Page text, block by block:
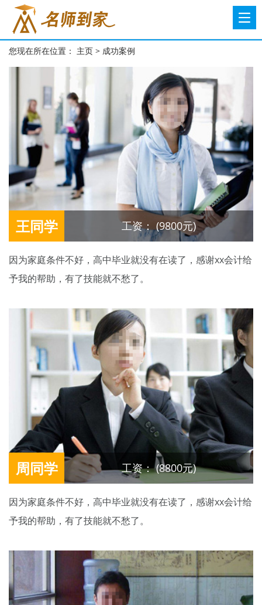
您现在所在位置： 主页 > 成功案例
王同学 工资： (9800元)
因为家庭条件不好，高中毕业就没有在读了，感谢xx会计给
予我的帮助，有了技能就不愁了。
周同学 工资： (8800元)
因为家庭条件不好，高中毕业就没有在读了，感谢xx会计给
予我的帮助，有了技能就不愁了。